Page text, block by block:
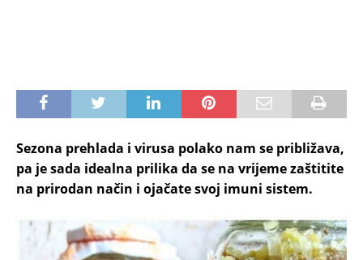
Sezona prehlada i virusa polako nam se približava,
pa je sada idealna prilika da se na vrijeme zaštitite
na prirodan način i ojačate svoj imuni sistem.